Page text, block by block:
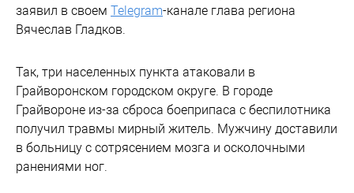
заявил в своем Telegram-канале глава региона
Вячеслав Гладков.
Так, три населенных пункта атаковали в
Грайворонском городском округе. В городе
Грайвороне из-за сброса боеприпаса с беспилотника
получил травмы мирный житель. Мужчину доставили
в больницу с сотрясением мозга и осколочными
ранениями ног.